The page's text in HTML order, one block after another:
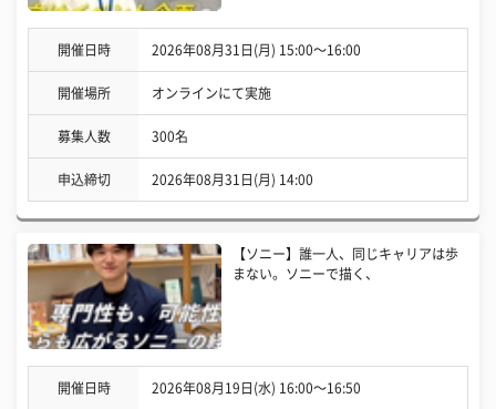
開催日時 2026年08月31日(月) 15:00〜16:00
開催場所 オンラインにて実施
募集人数 300名
申込締切 2026年08月31日(月) 14:00
【ソニー】誰一人、同じキャリアは歩
まない。ソニーで描く、
開催日時 2026年08月19日(水) 16:00〜16:50